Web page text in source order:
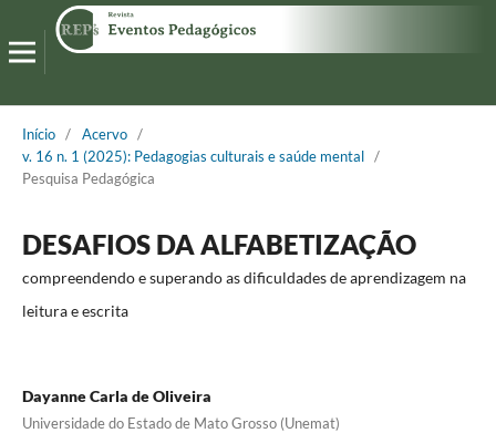
Início / Acervo /
v. 16 n. 1 (2025): Pedagogias culturais e saúde mental /
Pesquisa Pedagógica
DESAFIOS DA ALFABETIZAÇÃO
compreendendo e superando as dificuldades de aprendizagem na
leitura e escrita
Dayanne Carla de Oliveira
Universidade do Estado de Mato Grosso (Unemat)